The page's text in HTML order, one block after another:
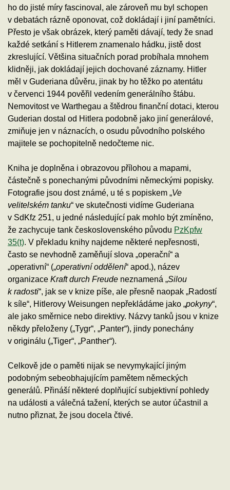
ho do jisté míry fascinoval, ale zároveň mu byl schopen
v debatách rázně oponovat, což dokládají i jiní pamětníci.
Přesto je však obrázek, který paměti dávají, tedy že snad
každé setkání s Hitlerem znamenalo hádku, jistě dost
zkreslující. Většina situačních porad probíhala mnohem
klidněji, jak dokládají jejich dochované záznamy. Hitler
měl v Guderiana důvěru, jinak by ho těžko po atentátu
v červenci 1944 pověřil vedením generálního štábu.
Nemovitost ve Warthegau a štědrou finanční dotaci, kterou
Guderian dostal od Hitlera podobně jako jiní generálové,
zmiňuje jen v náznacích, o osudu původního polského
majitele se pochopitelně nedočteme nic.
Kniha je doplněna i obrazovou přílohou a mapami,
částečně s ponechanými původními německými popisky.
Fotografie jsou dost známé, u té s popiskem „Ve
velitelském tanku“ ve skutečnosti vidíme Guderiana
v SdKfz 251, u jedné následující pak mohlo být zmíněno,
že zachycuje tank československého původu PzKpfw
35(t). V překladu knihy najdeme některé nepřesnosti,
často se nevhodně zaměňují slova „operační“ a
„operativní“ („operativní oddělení“ apod.), název
organizace Kraft durch Freude neznamená „Silou
k radosti“, jak se v knize píše, ale přesně naopak „Radostí
k síle“, Hitlerovy Weisungen nepřekládáme jako „pokyny“,
ale jako směrnice nebo direktivy. Názvy tanků jsou v knize
někdy přeloženy („Tygr“, „Panter“), jindy ponechány
v originálu („Tiger“, „Panther“).
Celkově jde o paměti nijak se nevymykající jiným
podobným sebeobhajujícím pamětem německých
generálů. Přináší některé doplňující subjektivní pohledy
na události a válečná tažení, kterých se autor účastnil a
nutno přiznat, že jsou docela čtivé.